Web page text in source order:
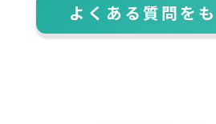
よくある質問を